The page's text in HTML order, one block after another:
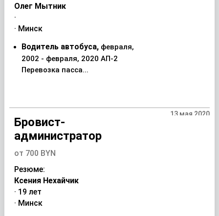
Олег Мытник
·
· Минск
Водитель автобуса, февраля,
2002 - февраля, 2020 АП-2
Перевозка пасса...
13 мая 2020
Бровист-
администратор
от 700 BYN
Резюме:
Ксения Нехайчик
· 19 лет
· Минск